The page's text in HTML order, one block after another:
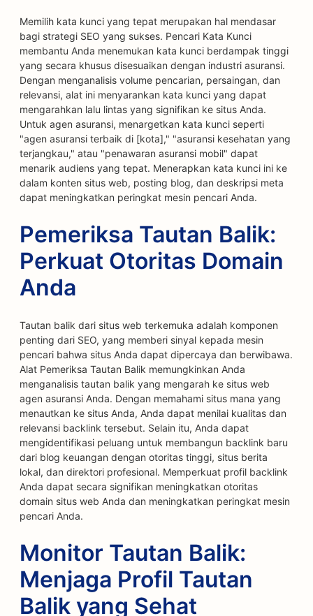
Memilih kata kunci yang tepat merupakan hal mendasar
bagi strategi SEO yang sukses. Pencari Kata Kunci
membantu Anda menemukan kata kunci berdampak tinggi
yang secara khusus disesuaikan dengan industri asuransi.
Dengan menganalisis volume pencarian, persaingan, dan
relevansi, alat ini menyarankan kata kunci yang dapat
mengarahkan lalu lintas yang signifikan ke situs Anda.
Untuk agen asuransi, menargetkan kata kunci seperti
"agen asuransi terbaik di [kota]," "asuransi kesehatan yang
terjangkau," atau "penawaran asuransi mobil" dapat
menarik audiens yang tepat. Menerapkan kata kunci ini ke
dalam konten situs web, posting blog, dan deskripsi meta
dapat meningkatkan peringkat mesin pencari Anda.
Pemeriksa Tautan Balik:
Perkuat Otoritas Domain
Anda
Tautan balik dari situs web terkemuka adalah komponen
penting dari SEO, yang memberi sinyal kepada mesin
pencari bahwa situs Anda dapat dipercaya dan berwibawa.
Alat Pemeriksa Tautan Balik memungkinkan Anda
menganalisis tautan balik yang mengarah ke situs web
agen asuransi Anda. Dengan memahami situs mana yang
menautkan ke situs Anda, Anda dapat menilai kualitas dan
relevansi backlink tersebut. Selain itu, Anda dapat
mengidentifikasi peluang untuk membangun backlink baru
dari blog keuangan dengan otoritas tinggi, situs berita
lokal, dan direktori profesional. Memperkuat profil backlink
Anda dapat secara signifikan meningkatkan otoritas
domain situs web Anda dan meningkatkan peringkat mesin
pencari Anda.
Monitor Tautan Balik:
Menjaga Profil Tautan
Balik yang Sehat